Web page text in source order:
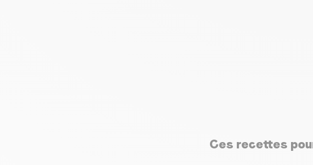
Ces recettes